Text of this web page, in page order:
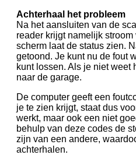
Achterhaal het probleem
Na het aansluiten van de
reader krijgt namelijk
scherm laat de status zien.
getoond. Je kunt nu de fout
kunt lossen. Als je niet weet
naar de garage.
De computer geeft een
je te zien krijgt, staat dus
werkt, maar ook een niet
behulp van deze codes de
zijn van een andere,
achterhalen.